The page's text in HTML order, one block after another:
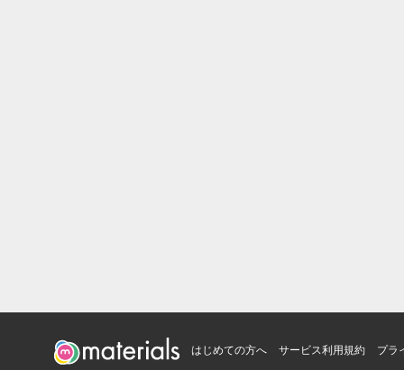
はじめての方へ サービス利用規約 プラ